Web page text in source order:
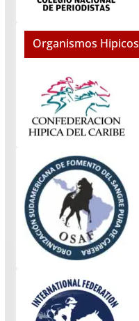
Organismos Hipicos